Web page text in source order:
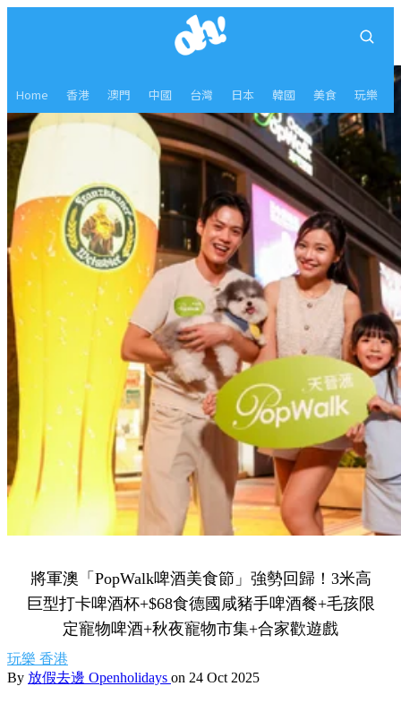
Home 香港 澳門 中國 台灣 日本 韓國 美食 玩樂
將軍澳「PopWalk啤酒美食節」強勢回歸！3米高
巨型打卡啤酒杯+$68食德國咸豬手啤酒餐+毛孩限
定寵物啤酒+秋夜寵物市集+合家歡遊戲
玩樂 香港
By 放假去邊 Openholidays on 24 Oct 2025